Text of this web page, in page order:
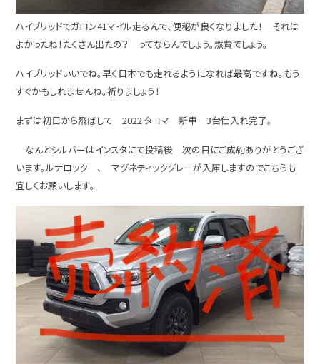
ハイブリッドでガロン41マイル走るんで、便秘が良くなりました！ それは
よかったね！たくさん出たの？ ってならんでしょう。燃費でしょう。
ハイブリッドいいでね。早く日本でも走れるようになれば最高ですね。もう
すぐかもしれませんね。祈りましょう！
まずは初日から飛ばして 2022 タコマ 新車 3台仕入れ完了。
なんとシルバーはインスタにて投稿後 次の日にご成約ありがとうござ
います。ルナロック 、 マグネティックグレーが入庫しますのでこちらも
宜しくお願いします。